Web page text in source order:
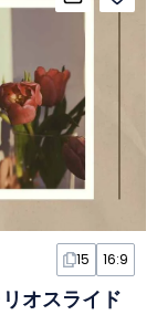
15 16:9
オスライド